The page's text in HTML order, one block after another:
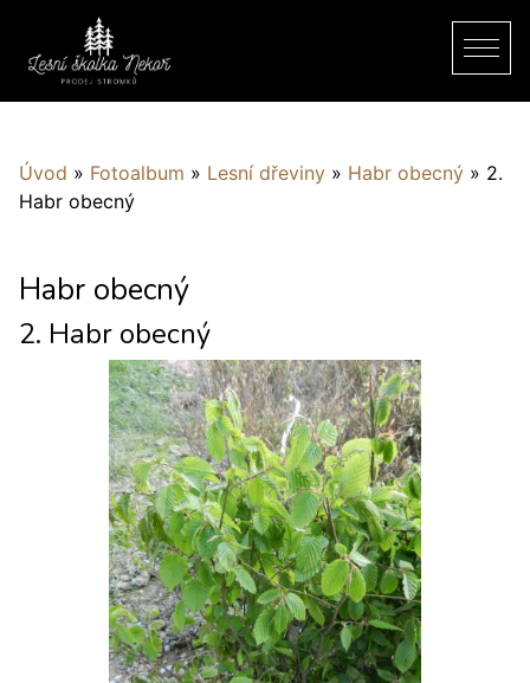
Úvod » Fotoalbum » Lesní dřeviny » Habr obecný » 2.
Habr obecný
Habr obecný
2. Habr obecný